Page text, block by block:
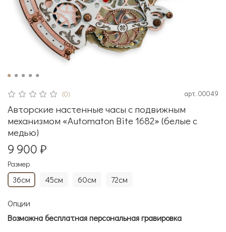
(0) арт. 00049
Авторские настенные часы с подвижным
механизмом «Automaton Bite 1682» (белые с
медью)
9 900 ₽
Размер
36см 45см 60см 72см
Опции
Возможна бесплатная персональная гравировка